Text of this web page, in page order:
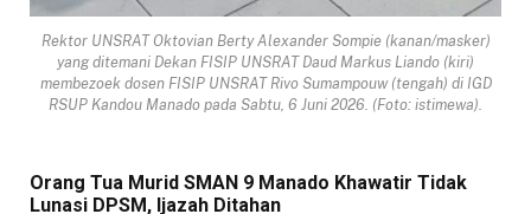
Rektor UNSRAT Oktovian Berty Alexander Sompie (kanan/masker)
yang ditemani Dekan FISIP UNSRAT Daud Markus Liando (kiri)
membezoek dosen FISIP UNSRAT Rivo Sumampouw (tengah) di IGD
RSUP Kandou Manado pada Sabtu, 6 Juni 2026. (Foto: istimewa).
Orang Tua Murid SMAN 9 Manado Khawatir Tidak
Lunasi DPSM, Ijazah Ditahan